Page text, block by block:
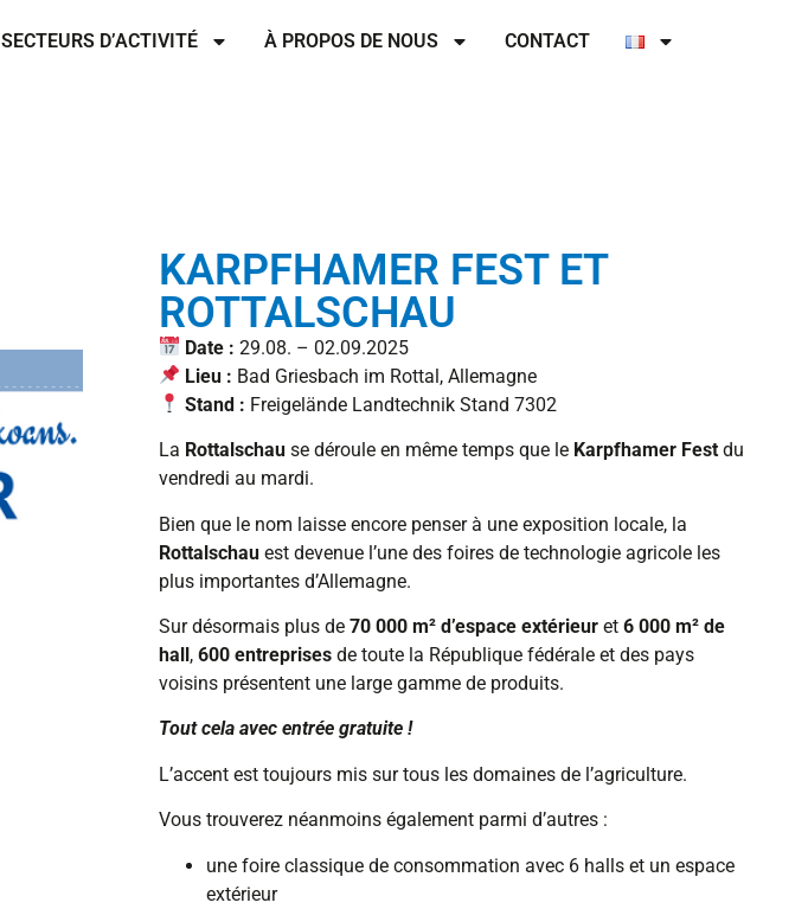
SECTEURS D’ACTIVITÉ À PROPOS DE NOUS CONTACT
KARPFHAMER FEST ET
ROTTALSCHAU
Date : 29.08. – 02.09.2025
Lieu : Bad Griesbach im Rottal, Allemagne
Stand : Freigelände Landtechnik Stand 7302
La Rottalschause déroule en même temps que le Karpfhamer Festdu
vendredi au mardi.
Bien que le nom laisse encore penser à une exposition locale, la
Rottalschauest devenue l’une des foires de technologie agricole les
plus importantes d’Allemagne.
Sur désormais plus de 70 000 m² d’espace extérieuret 6 000 m² de
hall, 600 entreprisesde toute la République fédérale et des pays
voisins présentent une large gamme de produits.
Tout cela avec entrée gratuite !
L’accent est toujours mis sur tous les domaines de l’agriculture.
Vous trouverez néanmoins également parmi d’autres :
une foire classique de consommation avec 6 halls et un espace
extérieur